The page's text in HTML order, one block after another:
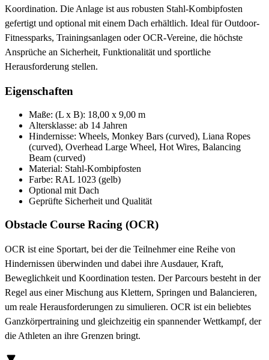
Koordination. Die Anlage ist aus robusten Stahl-Kombipfosten
gefertigt und optional mit einem Dach erhältlich. Ideal für Outdoor-
Fitnessparks, Trainingsanlagen oder OCR-Vereine, die höchste
Ansprüche an Sicherheit, Funktionalität und sportliche
Herausforderung stellen.
Eigenschaften
Maße: (L x B): 18,00 x 9,00 m
Altersklasse: ab 14 Jahren
Hindernisse: Wheels, Monkey Bars (curved), Liana Ropes
(curved), Overhead Large Wheel, Hot Wires, Balancing
Beam (curved)
Material: Stahl-Kombipfosten
Farbe: RAL 1023 (gelb)
Optional mit Dach
Geprüfte Sicherheit und Qualität
Obstacle Course Racing (OCR)
OCR ist eine Sportart, bei der die Teilnehmer eine Reihe von
Hindernissen überwinden und dabei ihre Ausdauer, Kraft,
Beweglichkeit und Koordination testen. Der Parcours besteht in der
Regel aus einer Mischung aus Klettern, Springen und Balancieren,
um reale Herausforderungen zu simulieren. OCR ist ein beliebtes
Ganzkörpertraining und gleichzeitig ein spannender Wettkampf, der
die Athleten an ihre Grenzen bringt.